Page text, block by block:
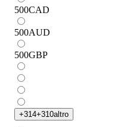
500CAD
500AUD
500GBP
+314+310altro